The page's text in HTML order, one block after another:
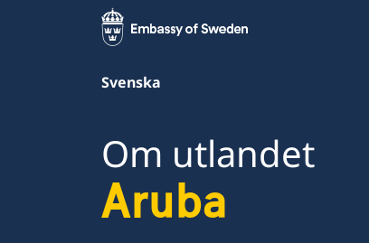
Svenska
Om utlandet
Aruba